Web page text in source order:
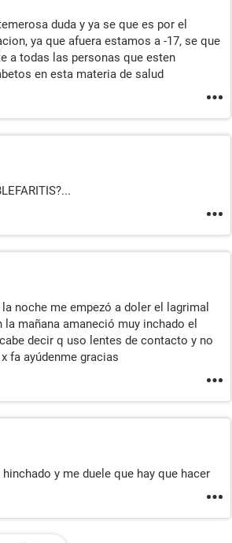
duda y ya se que es por el
ya que afuera estamos a -17, se que
a todas las personas que esten
en esta materia de salud
noche me empezó a doler el lagrimal
mañana amaneció muy inchado el
decir q uso lentes de contacto y no
fa ayúdenme gracias
y me duele que hay que hacer